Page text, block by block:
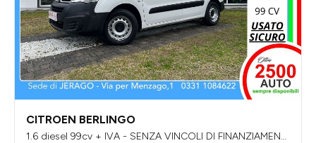
CITROEN BERLINGO
1.6 diesel 99cv + IVA - SENZA VINCOLI DI FINANZIAMENT